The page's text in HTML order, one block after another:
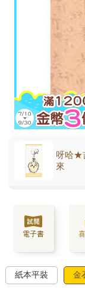
呀哈★
來
電子書
紙本平裝 金